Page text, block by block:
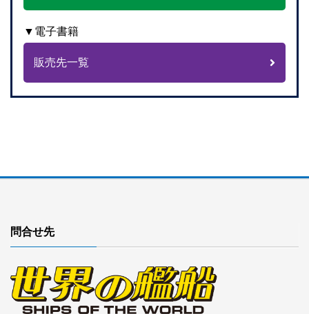
▼電子書籍
販売先一覧
問合せ先